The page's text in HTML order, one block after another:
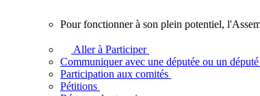
Ontariens.
fonctionner
plein
Pour fonctionner à son plein potentiel,
Aller à Participer
Communiquer avec une députée ou un député
Participation aux comités
Pétitions